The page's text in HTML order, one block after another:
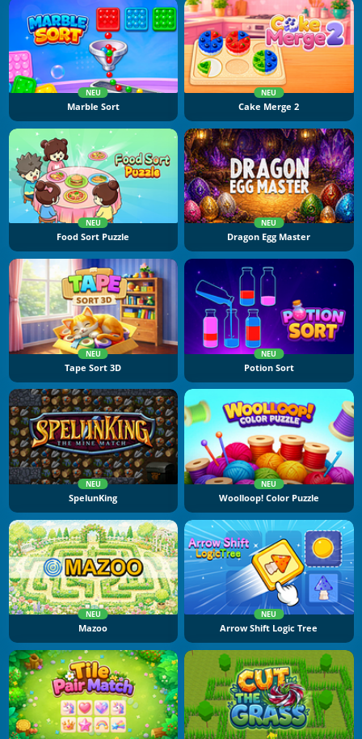
NEU
Marble Sort
NEU
Cake Merge 2
NEU
Food Sort Puzzle
NEU
Dragon Egg Master
NEU
Tape Sort 3D
NEU
Potion Sort
NEU
SpelunKing
NEU
Woolloop! Color Puzzle
NEU
Mazoo
NEU
Arrow Shift Logic Tree